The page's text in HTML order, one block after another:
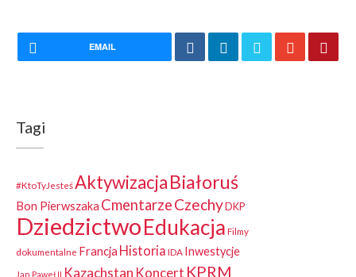
EMAIL
Tagi
#KtoTyJesteśAktywizacjaBiałoruś
Bon Pierwszaka CmentarzeCzechy DKP
DziedzictwoEdukacja Filmy
dokumentalne Francja Historia IDA Inwestycje
Jan Paweł II Kazachstan Koncert KPRM